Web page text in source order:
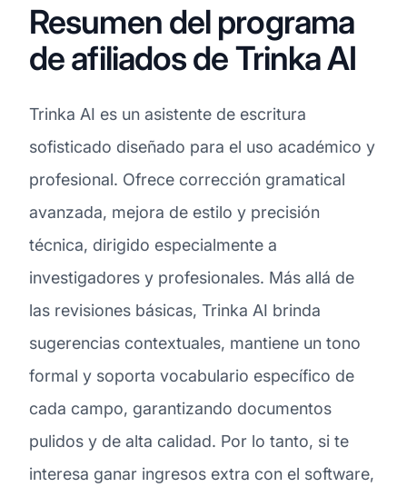
Resumen del programa
de afiliados de Trinka AI
Trinka AI es un asistente de escritura
sofisticado diseñado para el uso académico y
profesional. Ofrece corrección gramatical
avanzada, mejora de estilo y precisión
técnica, dirigido especialmente a
investigadores y profesionales. Más allá de
las revisiones básicas, Trinka AI brinda
sugerencias contextuales, mantiene un tono
formal y soporta vocabulario específico de
cada campo, garantizando documentos
pulidos y de alta calidad. Por lo tanto, si te
interesa ganar ingresos extra con el software,